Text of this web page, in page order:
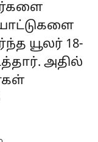
யூலர் 18-
அதில்